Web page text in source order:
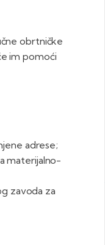
obrtničke
im pomoći
adrese;
materijalno-
zavoda za